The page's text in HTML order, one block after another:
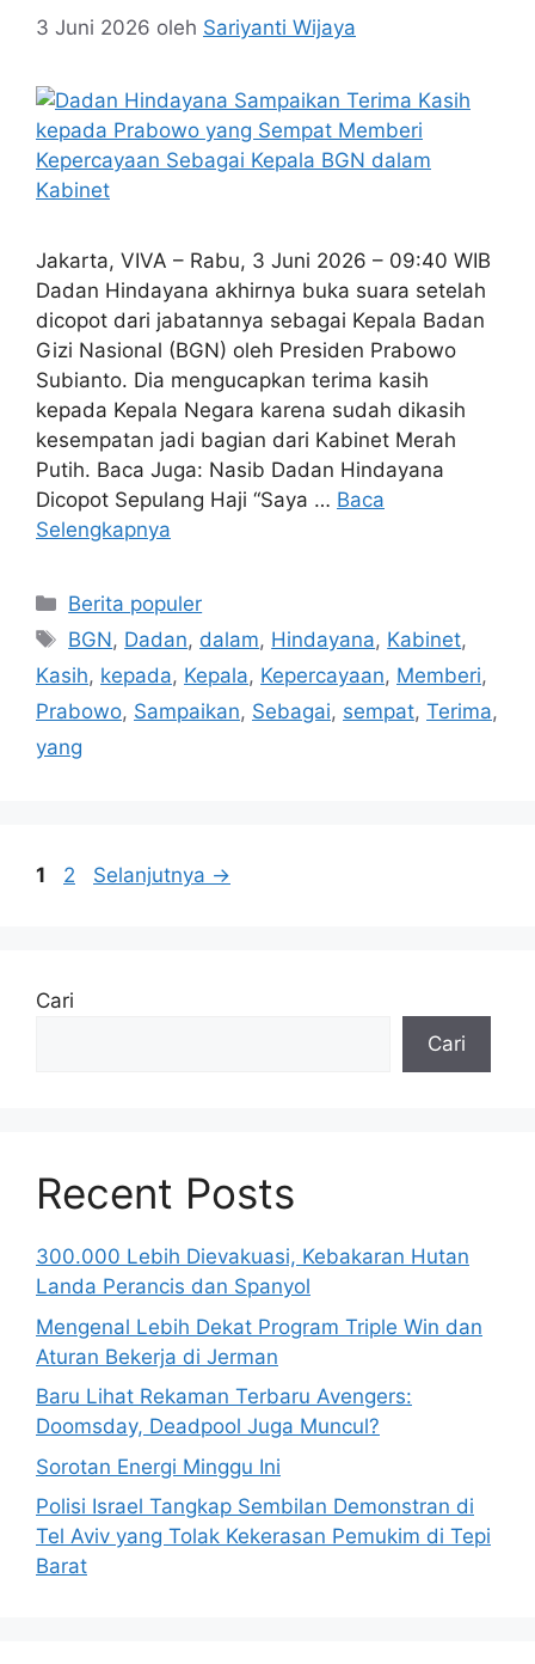
3 Juni 2026 oleh Sariyanti Wijaya
Jakarta, VIVA – Rabu, 3 Juni 2026 – 09:40 WIB
Dadan Hindayana akhirnya buka suara setelah
dicopot dari jabatannya sebagai Kepala Badan
Gizi Nasional (BGN) oleh Presiden Prabowo
Subianto. Dia mengucapkan terima kasih
kepada Kepala Negara karena sudah dikasih
kesempatan jadi bagian dari Kabinet Merah
Putih. Baca Juga: Nasib Dadan Hindayana
Dicopot Sepulang Haji “Saya … Baca
Selengkapnya
Kategori
Berita populer
Tag
BGN, Dadan, dalam, Hindayana, Kabinet,
Kasih, kepada, Kepala, Kepercayaan, Memberi,
Prabowo, Sampaikan, Sebagai, sempat, Terima,
yang
Halaman
1 Halaman
2 Selanjutnya →
Cari
Cari
Recent Posts
300.000 Lebih Dievakuasi, Kebakaran Hutan
Landa Perancis dan Spanyol
Mengenal Lebih Dekat Program Triple Win dan
Aturan Bekerja di Jerman
Baru Lihat Rekaman Terbaru Avengers:
Doomsday, Deadpool Juga Muncul?
Sorotan Energi Minggu Ini
Polisi Israel Tangkap Sembilan Demonstran di
Tel Aviv yang Tolak Kekerasan Pemukim di Tepi
Barat